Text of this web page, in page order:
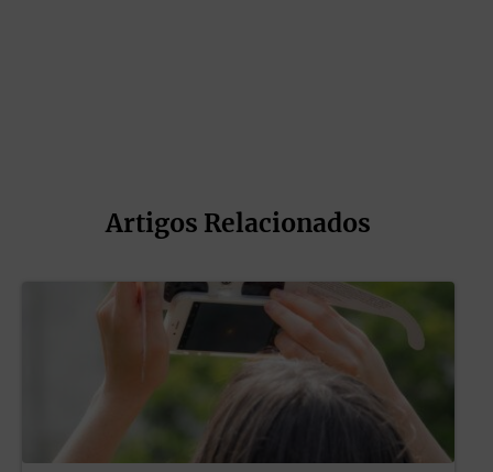
Artigos Relacionados